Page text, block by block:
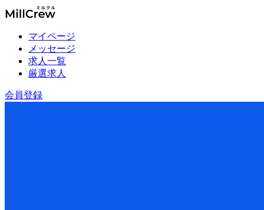
マイページ
メッセージ
求人一覧
厳選求人
会員登録